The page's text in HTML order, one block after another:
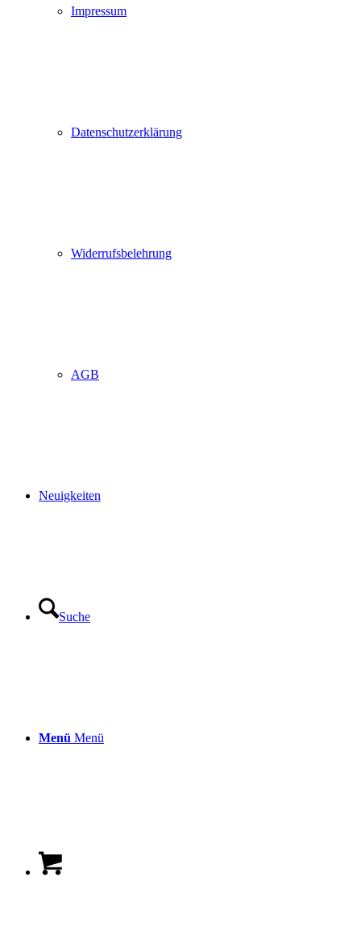
Impressum
Datenschutzerklärung
Widerrufsbelehrung
AGB
Neuigkeiten
Suche
Menü Menü